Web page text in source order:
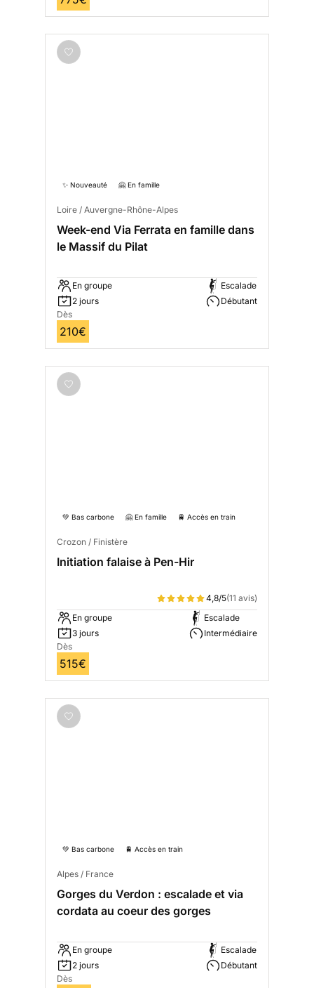
✨ Nouveauté 🤗 En famille
Loire / Auvergne-Rhône-Alpes
Week-end Via Ferrata en famille dans
le Massif du Pilat
En groupe
2 jours
Escalade
Débutant
Dès
210€
💚 Bas carbone 🤗 En famille 🚆 Accès en train
Crozon / Finistère
Initiation falaise à Pen-Hir
4,8/5(11 avis)
En groupe
3 jours
Escalade
Intermédiaire
Dès
515€
💚 Bas carbone 🚆 Accès en train
Alpes / France
Gorges du Verdon : escalade et via
cordata au coeur des gorges
En groupe
2 jours
Escalade
Débutant
Dès